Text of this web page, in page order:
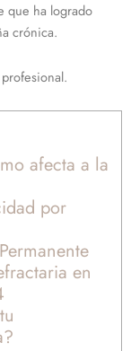
que ha logrado
crónica.
afecta a la
por
en